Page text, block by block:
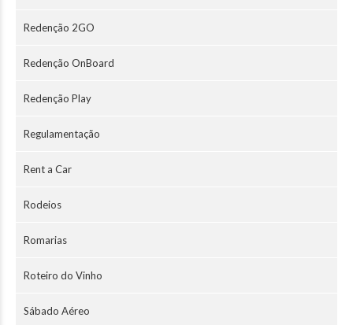
Redenção 2GO
Redenção OnBoard
Redenção Play
Regulamentação
Rent a Car
Rodeios
Romarias
Roteiro do Vinho
Sábado Aéreo